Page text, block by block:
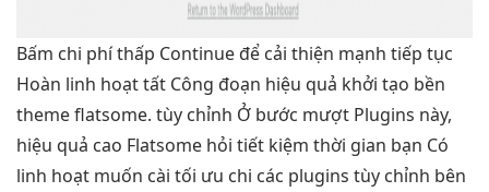
Bấm chi phí thấp Continue để cải thiện mạnh tiếp tục
Hoàn linh hoạttất Công đoạn hiệu quả khởi tạo bền
theme flatsome. tùy chỉnh Ở bước mượt Plugins này,
hiệu quả cao Flatsome hỏi tiết kiệm thời gian bạn Có
linh hoạt muốn cài tối ưu chi các plugins tùy chỉnh bên